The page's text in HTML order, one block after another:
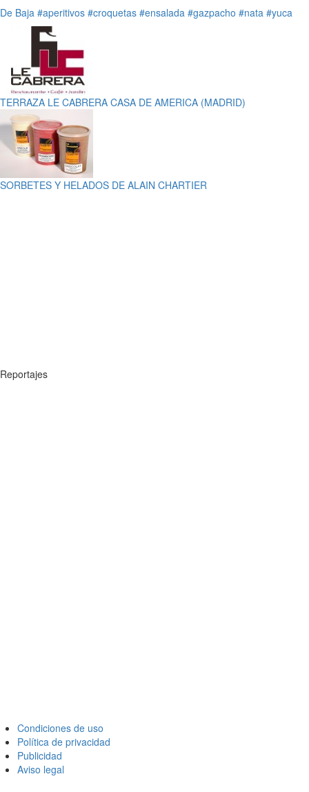
De Baja #aperitivos #croquetas #ensalada #gazpacho #nata #yuca
TERRAZA LE CABRERA CASA DE AMERICA (MADRID)
SORBETES Y HELADOS DE ALAIN CHARTIER
Reportajes
Condiciones de uso
Política de privacidad
Publicidad
Aviso legal